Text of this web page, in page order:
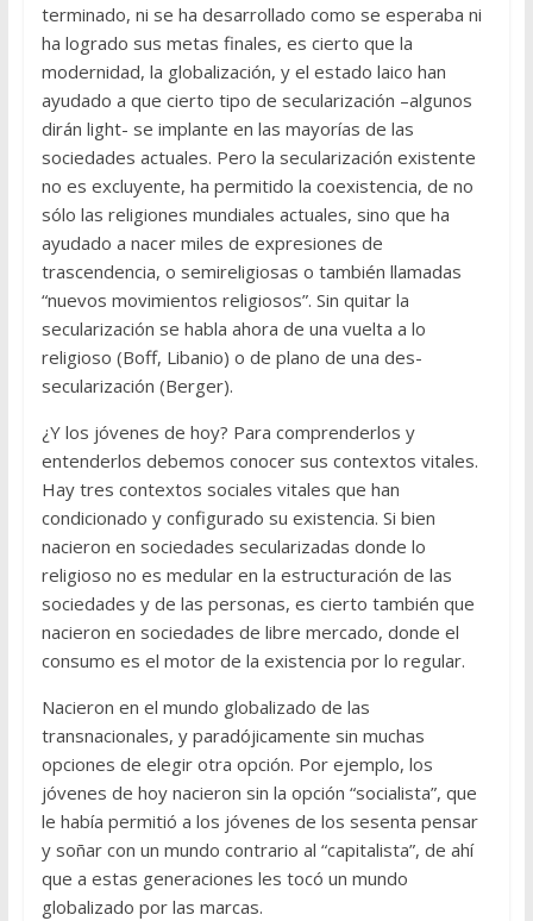
terminado, ni se ha desarrollado como se esperaba ni
ha logrado sus metas finales, es cierto que la
modernidad, la globalización, y el estado laico han
ayudado a que cierto tipo de secularización –algunos
dirán light- se implante en las mayorías de las
sociedades actuales. Pero la secularización existente
no es excluyente, ha permitido la coexistencia, de no
sólo las religiones mundiales actuales, sino que ha
ayudado a nacer miles de expresiones de
trascendencia, o semireligiosas o también llamadas
“nuevos movimientos religiosos”. Sin quitar la
secularización se habla ahora de una vuelta a lo
religioso (Boff, Libanio) o de plano de una des-
secularización (Berger).
¿Y los jóvenes de hoy? Para comprenderlos y
entenderlos debemos conocer sus contextos vitales.
Hay tres contextos sociales vitales que han
condicionado y configurado su existencia. Si bien
nacieron en sociedades secularizadas donde lo
religioso no es medular en la estructuración de las
sociedades y de las personas, es cierto también que
nacieron en sociedades de libre mercado, donde el
consumo es el motor de la existencia por lo regular.
Nacieron en el mundo globalizado de las
transnacionales, y paradójicamente sin muchas
opciones de elegir otra opción. Por ejemplo, los
jóvenes de hoy nacieron sin la opción “socialista”, que
le había permitió a los jóvenes de los sesenta pensar
y soñar con un mundo contrario al “capitalista”, de ahí
que a estas generaciones les tocó un mundo
globalizado por las marcas.